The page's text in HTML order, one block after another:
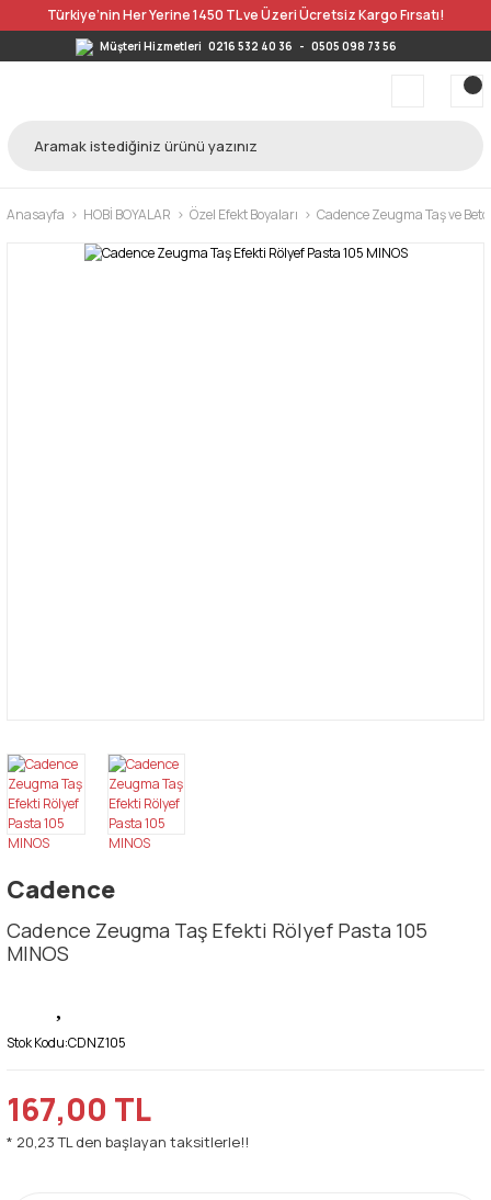
Türkiye’nin Her Yerine 1450 TL ve Üzeri Ücretsiz Kargo Fırsatı!
Müşteri Hizmetleri 0216 532 40 36 - 0505 098 73 56
Anasayfa HOBİ BOYALAR Özel Efekt Boyaları Cadence Zeugma Taş ve
Cadence
Cadence Zeugma Taş Efekti Rölyef Pasta 105
MINOS
Stok Kodu:CDNZ105
167,00 TL
* 20,23 TL den başlayan taksitlerle!!